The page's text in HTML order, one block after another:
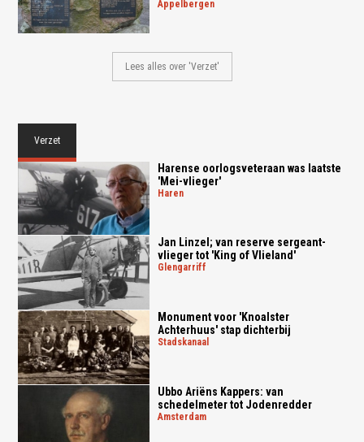
appelbergen
Lees alles over 'Verzet'
Verzet
Harense oorlogsveteraan was laatste
'Mei-vlieger'
haren
Jan Linzel; van reserve sergeant-
vlieger tot 'King of Vlieland'
glengarriff
Monument voor 'Knoalster
Achterhuus' stap dichterbij
stadskanaal
Ubbo Ariëns Kappers: van
schedelmeter tot Jodenredder
amsterdam